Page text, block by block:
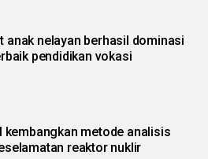
anak nelayan berhasil dominasi
pendidikan vokasi
kembangkan metode analisis
reaktor nuklir